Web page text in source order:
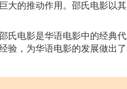
大的推动作用。邵氏电影以其
氏电影是华语电影中的经典代
验，为华语电影的发展做出了